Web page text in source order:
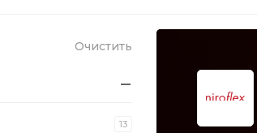
Очистить
13